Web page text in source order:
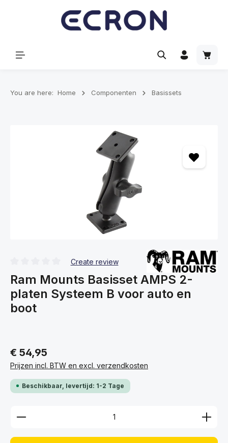
You are here: Home Componenten Basissets
Gemiddelde waardering van 0 van 5 sterren
Create review
Ram Mounts Basisset AMPS 2-
platen Systeem B voor auto en
boot
€ 54,95
Prijzen incl. BTW en excl. verzendkosten
Beschikbaar, levertijd: 1-2 Tage
Producthoeveelheid: Voer de gewenste